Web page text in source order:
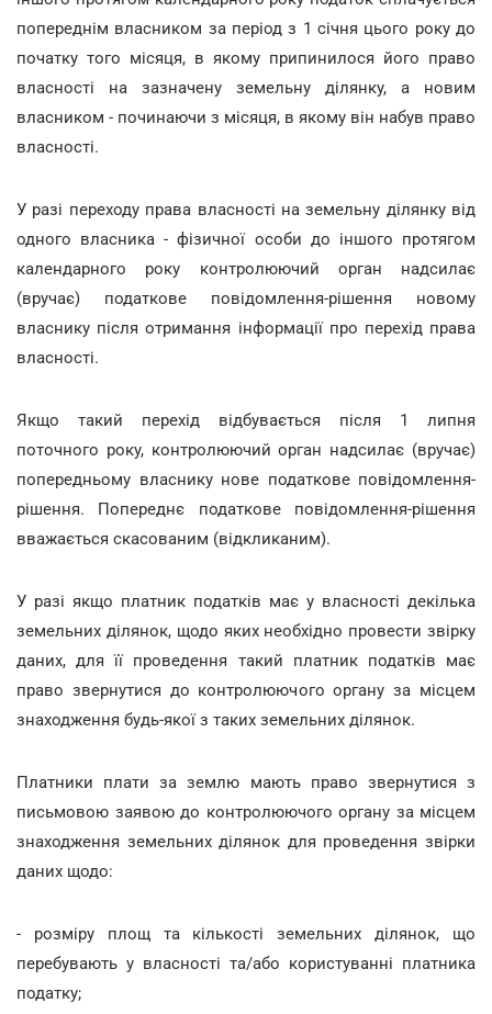
попереднім власником за період з 1 січня цього року до
початку того місяця, в якому припинилося його право
власності на зазначену земельну ділянку, а новим
власником - починаючи з місяця, в якому він набув право
власності.
У разі переходу права власності на земельну ділянку від
одного власника - фізичної особи до іншого протягом
календарного року контролюючий орган надсилає
(вручає) податкове повідомлення-рішення новому
власнику після отримання інформації про перехід права
власності.
Якщо такий перехід відбувається після 1 липня
поточного року, контролюючий орган надсилає (вручає)
попередньому власнику нове податкове повідомлення-
рішення. Попереднє податкове повідомлення-рішення
вважається скасованим (відкликаним).
У разі якщо платник податків має у власності декілька
земельних ділянок, щодо яких необхідно провести звірку
даних, для її проведення такий платник податків має
право звернутися до контролюючого органу за місцем
знаходження будь-якої з таких земельних ділянок.
Платники плати за землю мають право звернутися з
письмовою заявою до контролюючого органу за місцем
знаходження земельних ділянок для проведення звірки
даних щодо:
- розміру площ та кількості земельних ділянок, що
перебувають у власності та/або користуванні платника
податку;